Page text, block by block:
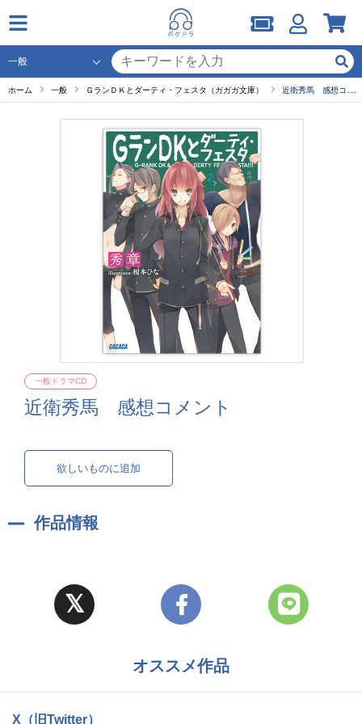
ホーム 一般 ＧランＤＫとダーティ・フェスタ（ガガガ文庫） 近衛秀馬 感想コメント
近衛秀馬 感想コメント
一般ドラマCD
欲しいものに追加
作品情報
オススメ作品
X（旧Twitter）